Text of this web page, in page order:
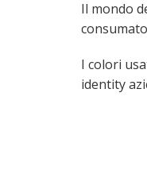
Il mondo
I colori
identity